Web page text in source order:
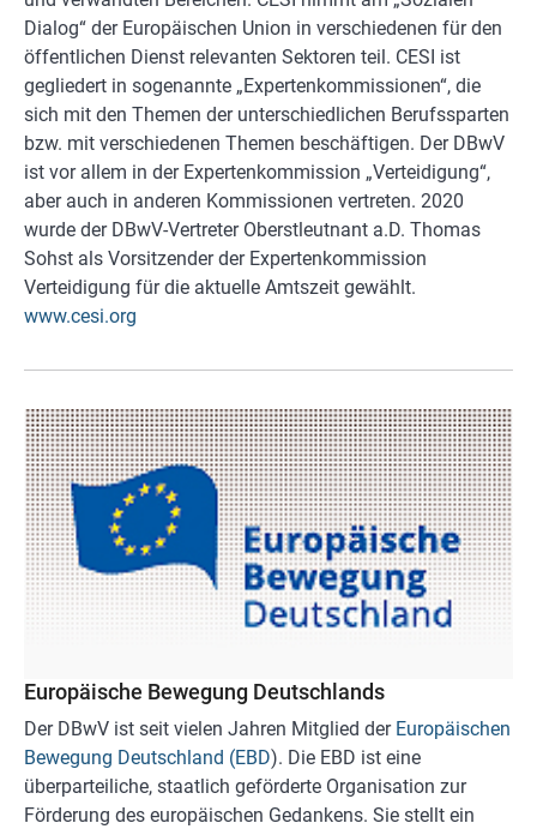
Dialog“ der Europäischen Union in verschiedenen für den
öffentlichen Dienst relevanten Sektoren teil. CESI ist
gegliedert in sogenannte „Expertenkommissionen“, die
sich mit den Themen der unterschiedlichen Berufssparten
bzw. mit verschiedenen Themen beschäftigen. Der DBwV
ist vor allem in der Expertenkommission „Verteidigung“,
aber auch in anderen Kommissionen vertreten. 2020
wurde der DBwV-Vertreter Oberstleutnant a.D. Thomas
Sohst als Vorsitzender der Expertenkommission
Verteidigung für die aktuelle Amtszeit gewählt.
www.cesi.org
Europäische Bewegung Deutschlands
Der DBwV ist seit vielen Jahren Mitglied der Europäischen
Bewegung Deutschland (EBD). Die EBD ist eine
überparteiliche, staatlich geförderte Organisation zur
Förderung des europäischen Gedankens. Sie stellt ein